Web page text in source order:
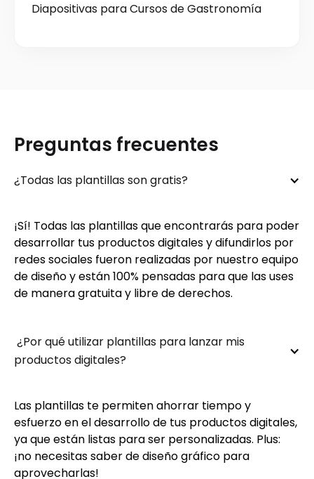
Diapositivas para Cursos de Gastronomía
Preguntas frecuentes
¿Todas las plantillas son gratis?
¡Sí! Todas las plantillas que encontrarás para poder
desarrollar tus productos digitales y difundirlos por
redes sociales fueron realizadas por nuestro equipo
de diseño y están 100% pensadas para que las uses
de manera gratuita y libre de derechos.
¿Por qué utilizar plantillas para lanzar mis
productos digitales?
Las plantillas te permiten ahorrar tiempo y
esfuerzo en el desarrollo de tus productos digitales,
ya que están listas para ser personalizadas. Plus:
¡no necesitas saber de diseño gráfico para
aprovecharlas!